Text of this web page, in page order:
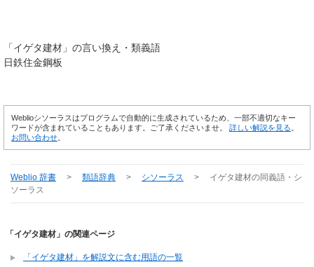
「イゲタ建材 」の言い換え・類義語
日鉄住金鋼板
Weblioシソーラスはプログラムで自動的に生成されているため、一部不適切なキー
ワードが含まれていることもあります。ご了承くださいませ。 詳しい解説を見る
お問い合わせ
Weblio 辞書 > 類語辞典 > シソーラス > イゲタ建材の同義語・シ
ソーラス
「イゲタ建材」の関連ページ
「イゲタ建材」を解説文に含む用語の一覧